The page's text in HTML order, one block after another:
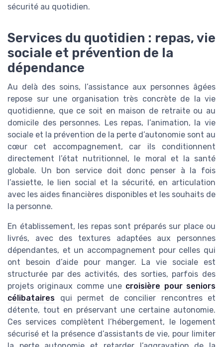
sécurité au quotidien.
Services du quotidien : repas, vie
sociale et prévention de la
dépendance
Au delà des soins, l’assistance aux personnes âgées
repose sur une organisation très concrète de la vie
quotidienne, que ce soit en maison de retraite ou au
domicile des personnes. Les repas, l’animation, la vie
sociale et la prévention de la perte d’autonomie sont au
cœur cet accompagnement, car ils conditionnent
directement l’état nutritionnel, le moral et la santé
globale. Un bon service doit donc penser à la fois
l’assiette, le lien social et la sécurité, en articulation
avec les aides financières disponibles et les souhaits de
la personne.
En établissement, les repas sont préparés sur place ou
livrés, avec des textures adaptées aux personnes
dépendantes, et un accompagnement pour celles qui
ont besoin d’aide pour manger. La vie sociale est
structurée par des activités, des sorties, parfois des
projets originaux comme une croisière pour seniors
célibataires qui permet de concilier rencontres et
détente, tout en préservant une certaine autonomie.
Ces services complètent l’hébergement, le logement
sécurisé et la présence d’assistants de vie, pour limiter